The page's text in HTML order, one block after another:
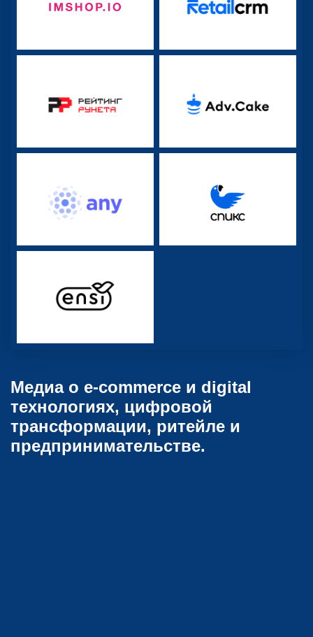
Медиа о e-commerce и digital
технологиях, цифровой
трансформации, ритейле и
предпринимательстве.